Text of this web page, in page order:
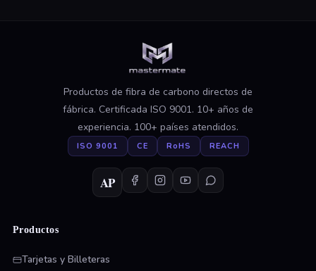
Productos de fibra de carbono directos de
fábrica. Certificada ISO 9001. 10+ años de
experiencia. 100+ países atendidos.
ISO 9001 CE RoHS REACH
AP
Productos
Tarjetas y Billeteras